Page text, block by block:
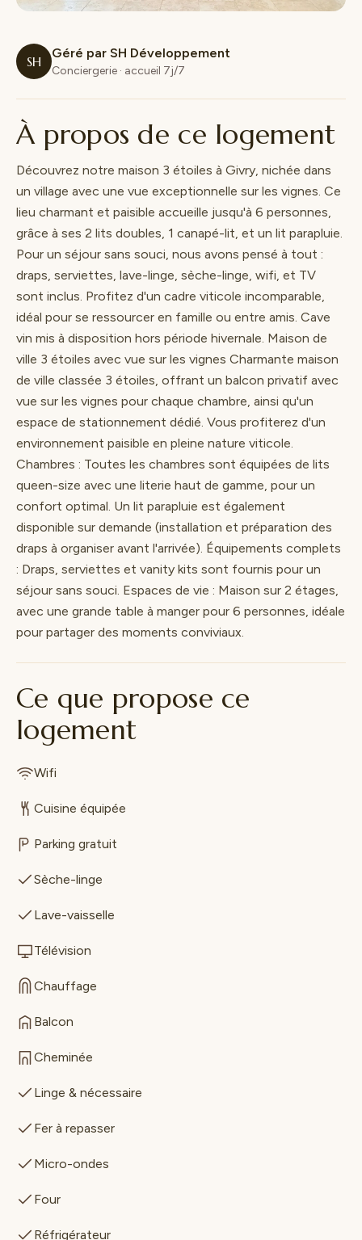
SH
Géré par SH Développement
Conciergerie · accueil 7j/7
À propos de ce logement
Découvrez notre maison 3 étoiles à Givry, nichée dans
un village avec une vue exceptionnelle sur les vignes. Ce
lieu charmant et paisible accueille jusqu'à 6 personnes,
grâce à ses 2 lits doubles, 1 canapé-lit, et un lit parapluie.
Pour un séjour sans souci, nous avons pensé à tout :
draps, serviettes, lave-linge, sèche-linge, wifi, et TV
sont inclus. Profitez d'un cadre viticole incomparable,
idéal pour se ressourcer en famille ou entre amis. Cave
vin mis à disposition hors période hivernale. Maison de
ville 3 étoiles avec vue sur les vignes Charmante maison
de ville classée 3 étoiles, offrant un balcon privatif avec
vue sur les vignes pour chaque chambre, ainsi qu'un
espace de stationnement dédié. Vous profiterez d'un
environnement paisible en pleine nature viticole.
Chambres : Toutes les chambres sont équipées de lits
queen-size avec une literie haut de gamme, pour un
confort optimal. Un lit parapluie est également
disponible sur demande (installation et préparation des
draps à organiser avant l'arrivée). Équipements complets
: Draps, serviettes et vanity kits sont fournis pour un
séjour sans souci. Espaces de vie : Maison sur 2 étages,
avec une grande table à manger pour 6 personnes, idéale
pour partager des moments conviviaux.
Ce que propose ce
logement
Wifi
Cuisine équipée
Parking gratuit
Sèche-linge
Lave-vaisselle
Télévision
Chauffage
Balcon
Cheminée
Linge & nécessaire
Fer à repasser
Micro-ondes
Four
Réfrigérateur